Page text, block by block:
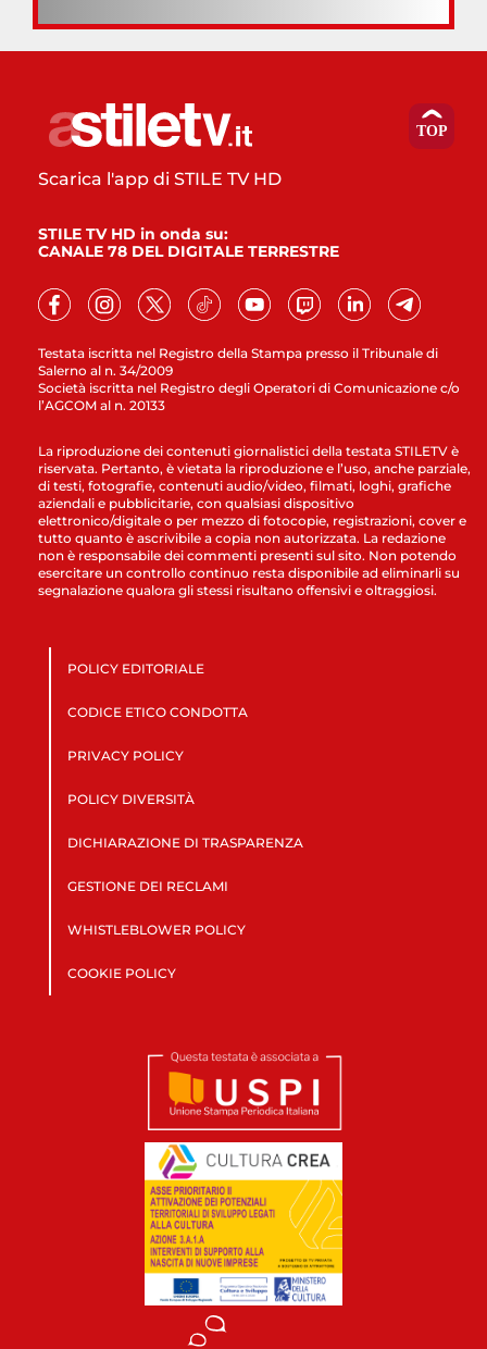
Testata iscritta nel Registro della Stampa presso il Tribunale di
Salerno al n. 34/2009
Società iscritta nel Registro degli Operatori di Comunicazione c/o
l’AGCOM al n. 20133
Scarica l'app di STILE TV HD
STILE TV HD in onda su:
CANALE 78 DEL DIGITALE TERRESTRE
La riproduzione dei contenuti giornalistici della testata STILETV è
riservata. Pertanto, è vietata la riproduzione e l’uso, anche parziale,
di testi, fotografie, contenuti audio/video, filmati, loghi, grafiche
aziendali e pubblicitarie, con qualsiasi dispositivo
elettronico/digitale o per mezzo di fotocopie, registrazioni, cover e
tutto quanto è ascrivibile a copia non autorizzata. La redazione
non è responsabile dei commenti presenti sul sito. Non potendo
esercitare un controllo continuo resta disponibile ad eliminarli su
segnalazione qualora gli stessi risultano offensivi e oltraggiosi.
POLICY EDITORIALE
CODICE ETICO CONDOTTA
PRIVACY POLICY
POLICY DIVERSITÀ
DICHIARAZIONE DI TRASPARENZA
GESTIONE DEI RECLAMI
WHISTLEBLOWER POLICY
COOKIE POLICY